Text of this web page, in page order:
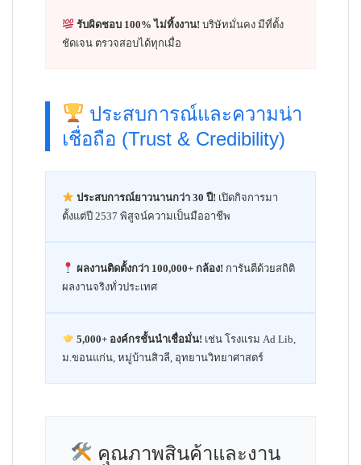
รับผิดชอบ 100% ไม่ทิ้งงาน! บริษัทมั่นคง มีที่ตั้ง
ชัดเจน ตรวจสอบได้ทุกเมื่อ
ประสบการณ์และความน่า
เชื่อถือ (Trust & Credibility)
ประสบการณ์ยาวนานกว่า 30 ปี! เปิดกิจการมา
ตั้งแต่ปี 2537 พิสูจน์ความเป็นมืออาชีพ
ผลงานติดตั้งกว่า 100,000+ กล้อง! การันตีด้วยสถิติ
ผลงานจริงทั่วประเทศ
5,000+ องค์กรชั้นนำเชื่อมั่น! เช่น โรงแรม Ad Lib,
ม.ขอนแก่น, หมู่บ้านสิวลี, อุทยานวิทยาศาสตร์
คุณภาพสินค้าและงาน